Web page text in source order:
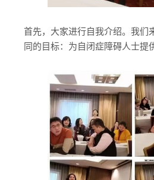
首先，大家进行自我介绍。我们
同的目标：为自闭症障碍人士提